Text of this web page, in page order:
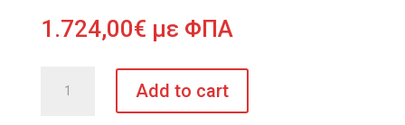
1.724,00€ με ΦΠΑ
DHP55
ΕΠΑΓΓΕΛΜΑΤΙΚΟΣ
Add to cart